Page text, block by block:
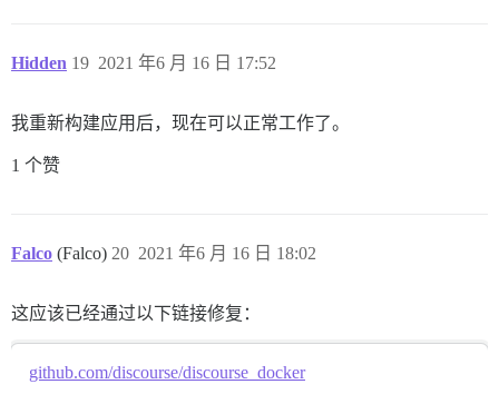
Hidden 2021 年6 月 16 日 17:52
19
我重新构建应用后，现在可以正常工作了。
1 个赞
Falco (Falco) 2021 年6 月 16 日 18:02
20
这应该已经通过以下链接修复：
github.com/discourse/discourse_docker